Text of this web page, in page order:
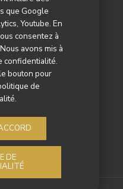
que Google
Youtube. En
consentez à
avons mis à
confidentialité.
bouton pour
de
DE